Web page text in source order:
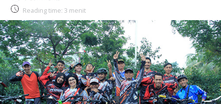
Reading time: 3 menit